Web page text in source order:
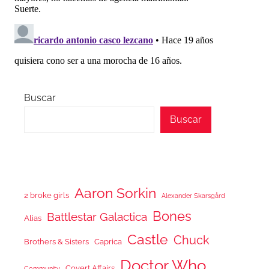
Buscar
Buscar
2 broke girls Aaron Sorkin Alexander Skarsgård
Alias Battlestar Galactica Bones
Brothers & Sisters Caprica Castle Chuck
Doctor Who